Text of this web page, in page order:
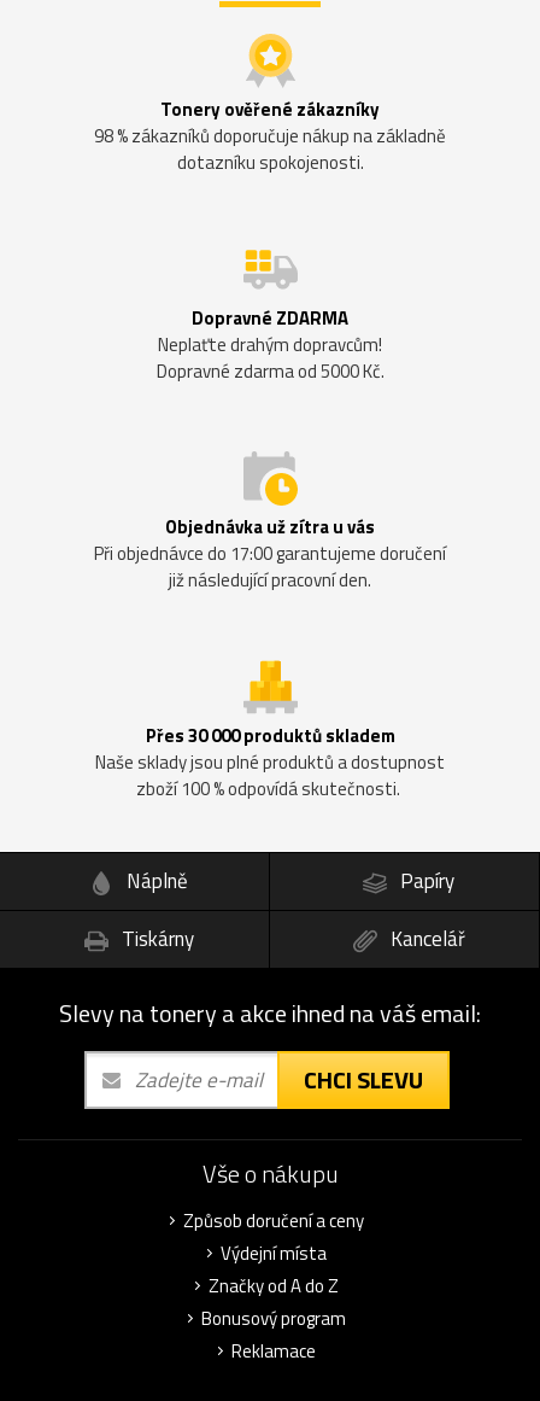
Tonery ověřené zákazníky
98 % zákazníků doporučuje nákup na základně
dotazníku spokojenosti.
Dopravné ZDARMA
Neplaťte drahým dopravcům!
Dopravné zdarma od 5000 Kč.
Objednávka už zítra u vás
Při objednávce do 17:00 garantujeme doručení
již následující pracovní den.
Přes 30 000 produktů skladem
Naše sklady jsou plné produktů a dostupnost
zboží 100 % odpovídá skutečnosti.
Náplně
Papíry
Tiskárny
Kancelář
Slevy na tonery a akce ihned na váš email:
CHCI SLEVU
Vše o nákupu
Způsob doručení a ceny
Výdejní místa
Značky od A do Z
Bonusový program
Reklamace